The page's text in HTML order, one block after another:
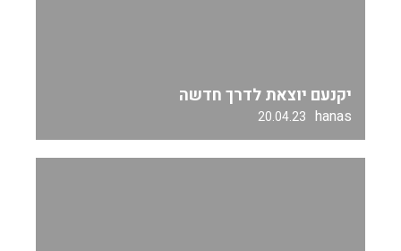
יקנעם יוצאת לדרך חדשה
hanas
20.04.23